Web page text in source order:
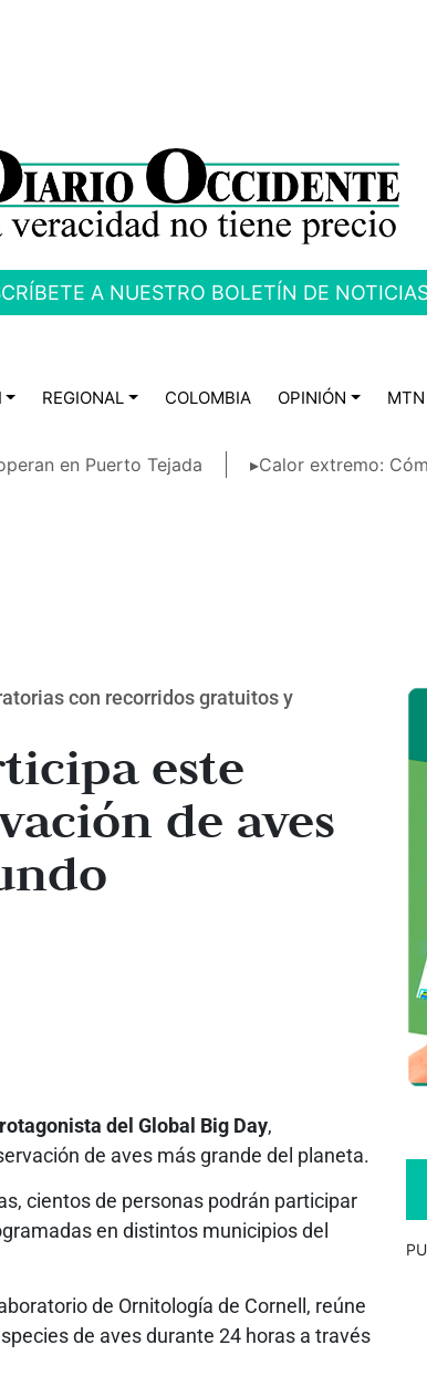
A NUESTRO BOLETÍN DE
REGIONAL COLOMBIA OPINIÓN MTN
en Puerto Tejada ▸Calor extremo:
con recorridos gratuitos y
este
de aves
del Global Big Day,
de aves más grande del planeta.
cientos de personas podrán participar
en distintos municipios del
de Ornitología de Cornell, reúne
de aves durante 24 horas a través